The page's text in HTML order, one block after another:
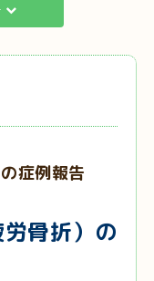
症例報告
骨折）の